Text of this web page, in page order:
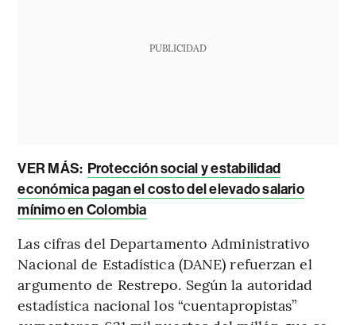
PUBLICIDAD
VER MÁS: Protección social y estabilidad
económica pagan el costo del elevado salario
mínimo en Colombia
Las cifras del Departamento Administrativo
Nacional de Estadística (DANE) refuerzan el
argumento de Restrepo. Según la autoridad
estadística nacional los “cuentapropistas”